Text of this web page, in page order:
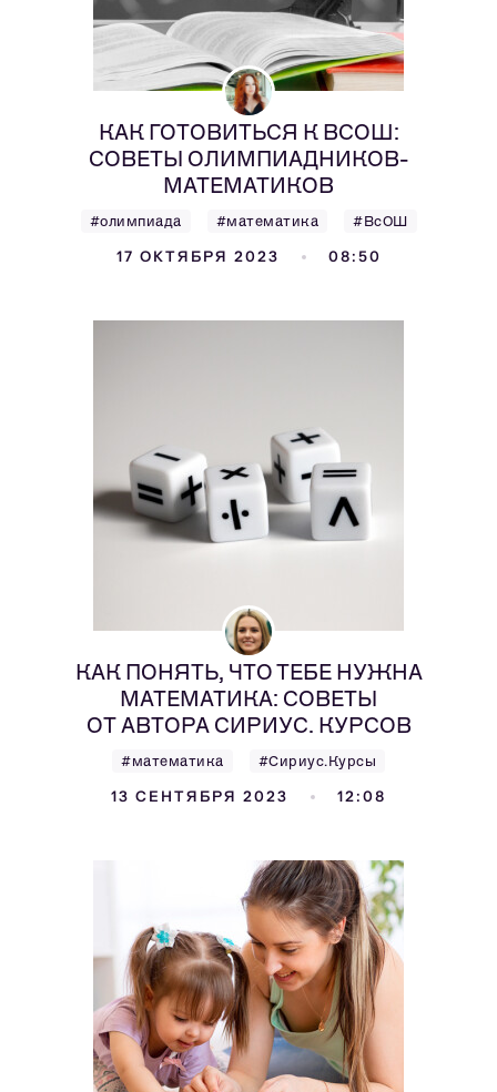
КАК ГОТОВИТЬСЯ К ВСОШ:
СОВЕТЫ ОЛИМПИАДНИКОВ-
МАТЕМАТИКОВ
#олимпиада #математика #ВсОШ
17 ОКТЯБРЯ 2023 08:50
КАК ПОНЯТЬ, ЧТО ТЕБЕ НУЖНА
МАТЕМАТИКА: СОВЕТЫ
ОТ АВТОРА СИРИУС. КУРСОВ
#математика #Сириус.Курсы
13 СЕНТЯБРЯ 2023 12:08